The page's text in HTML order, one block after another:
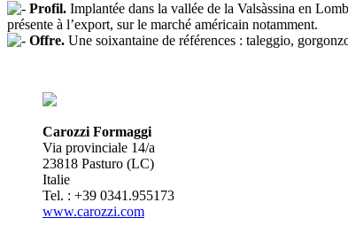
Profil. Implantée dans la vallée de la Valsàssina en
présente à l’export, sur le marché américain notamment.
Offre. Une soixantaine de références : taleggio,
Carozzi Formaggi
Via provinciale 14/a
23818 Pasturo (LC)
Italie
Tel. : +39 0341.955173
www.carozzi.com